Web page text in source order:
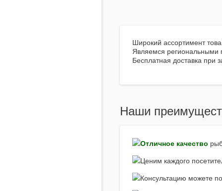
Широкий ассортимент
Являемся региональными
Бесплатная доставка при
Наши
Отличное качество
Ценим каждого
Консультацию можете